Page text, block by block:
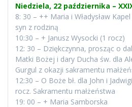
Niedziela, 22 października –
8: 30 – ++ Maria i Władysław
syn z rodziną
10:30 – + Janusz Wysocki (1
12: 30 – Dziękczynna, prosząc o
Matki Bożej i dary Ducha św. dla
Gurgul z okazji sakramentu
12:30 – O Boże bł. dla John i
rocz. Sakramentu małżeństwa
19: 00 – + Maria Samborska